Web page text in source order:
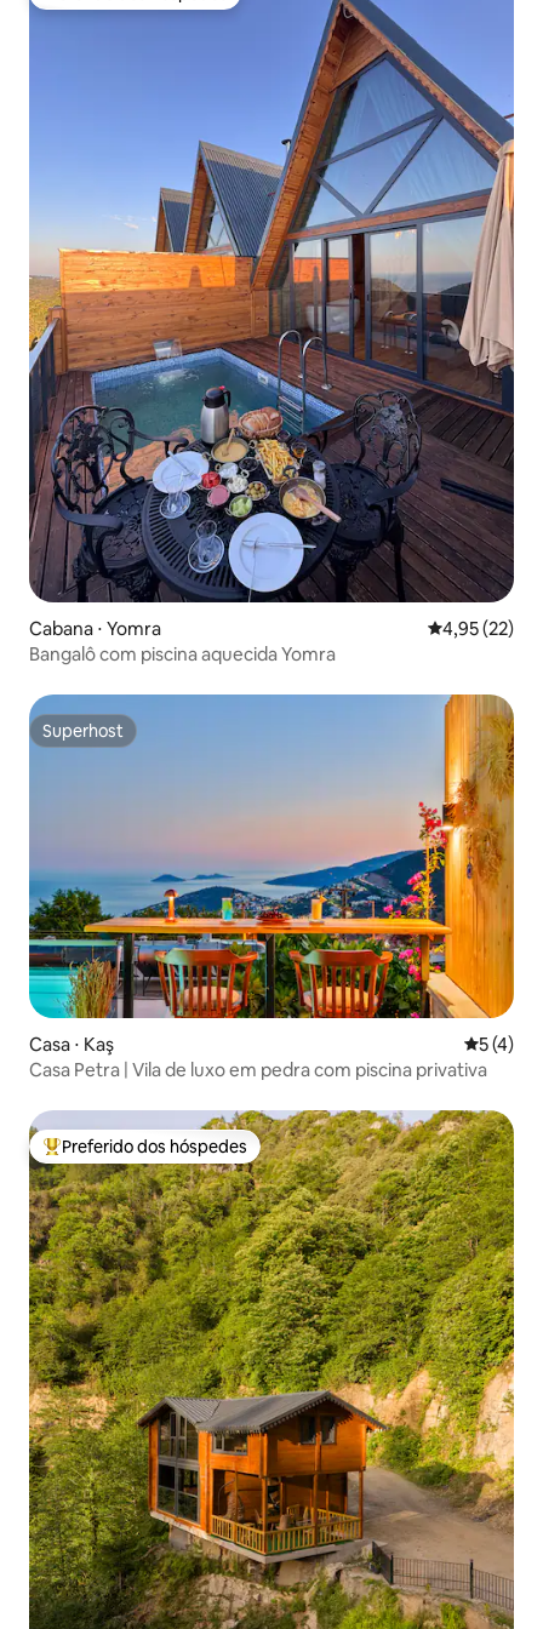
Cabana ⋅ Yomra 4,95 de uma
4,95 (22)
Bangalô com piscina aquecida Yomra
Superhost
Superhost
Casa ⋅ Kaş 5 de
5 (4)
Casa Petra | Vila de luxo em pedra com piscina privativa
Entre os melhores preferidos dos hóspedes
Preferido dos hóspedes